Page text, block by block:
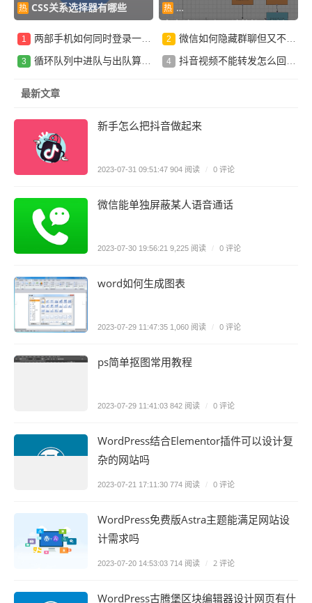
热 CSS关系选择器有哪些 热
优化
两部手机如何同时登录一个微信(附两台手机同时登录一个微信号的方法)
微信如何隐藏群聊但又不想退群(附隐藏微信群的方法)
循环队列中进队与出队算法详细图文
抖音视频不能转发怎么回事(附抖音作品转发解封设置权限)
最新文章
新手怎么把抖音做起来
2023-07-31 09:51:47 904 阅读 / 0 评论
微信能单独屏蔽某人语音通话
2023-07-30 19:56:21 9,225 阅读 / 0 评论
word如何生成图表
2023-07-29 11:47:35 1,060 阅读 / 0 评论
ps简单抠图常用教程
2023-07-29 11:41:03 842 阅读 / 0 评论
WordPress结合Elementor插件可以设计复
杂的网站吗
2023-07-21 17:11:30 774 阅读 / 0 评论
WordPress免费版Astra主题能满足网站设
计需求吗
2023-07-20 14:53:03 714 阅读 / 2 评论
WordPress古腾堡区块编辑器设计网页有什